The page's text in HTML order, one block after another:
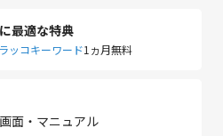
最適な特典
ラッコキーワード1ヵ月無料
面・マニュアル